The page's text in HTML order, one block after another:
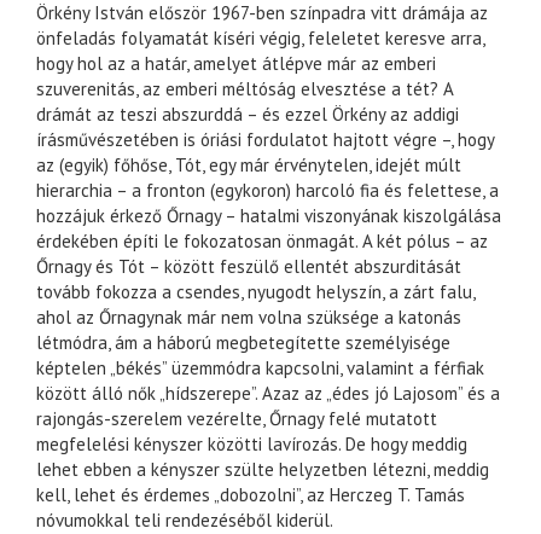
Örkény István először 1967-ben színpadra vitt drámája az
önfeladás folyamatát kíséri végig, feleletet keresve arra,
hogy hol az a határ, amelyet átlépve már az emberi
szuverenitás, az emberi méltóság elvesztése a tét? A
drámát az teszi abszurddá – és ezzel Örkény az addigi
írásművészetében is óriási fordulatot hajtott végre –, hogy
az (egyik) főhőse, Tót, egy már érvénytelen, idejét múlt
hierarchia – a fronton (egykoron) harcoló fia és felettese, a
hozzájuk érkező Őrnagy – hatalmi viszonyának kiszolgálása
érdekében építi le fokozatosan önmagát. A két pólus – az
Őrnagy és Tót – között feszülő ellentét abszurditását
tovább fokozza a csendes, nyugodt helyszín, a zárt falu,
ahol az Őrnagynak már nem volna szüksége a katonás
létmódra, ám a háború megbetegítette személyisége
képtelen „békés” üzemmódra kapcsolni, valamint a férfiak
között álló nők „hídszerepe”. Azaz az „édes jó Lajosom” és a
rajongás-szerelem vezérelte, Őrnagy felé mutatott
megfelelési kényszer közötti lavírozás. De hogy meddig
lehet ebben a kényszer szülte helyzetben létezni, meddig
kell, lehet és érdemes „dobozolni”, az Herczeg T. Tamás
nóvumokkal teli rendezéséből kiderül.